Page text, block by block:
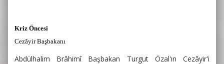
Kriz Öncesi
Cezâyir Başbakanı
Abdülhalim Brâhimî Başbakan Turgut Özal'ın Cezâyir'i